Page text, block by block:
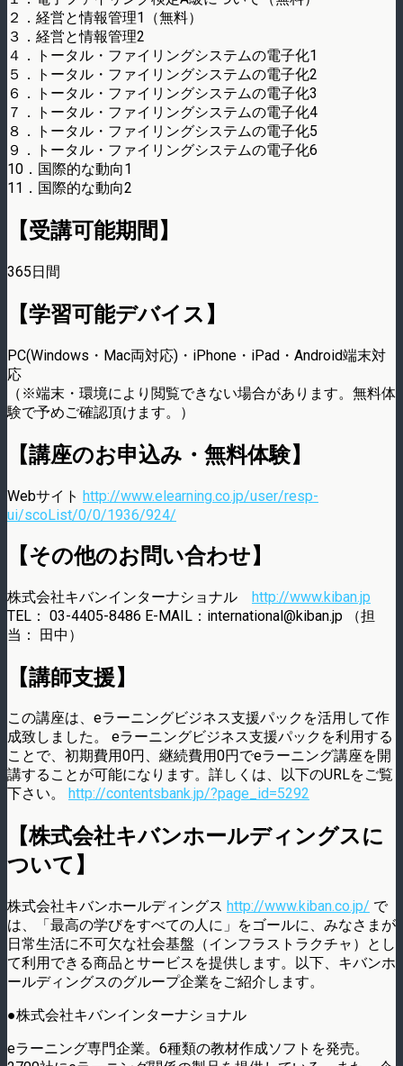
２．経営と情報管理1（無料）
３．経営と情報管理2
４．トータル・ファイリングシステムの電子化1
５．トータル・ファイリングシステムの電子化2
６．トータル・ファイリングシステムの電子化3
７．トータル・ファイリングシステムの電子化4
８．トータル・ファイリングシステムの電子化5
９．トータル・ファイリングシステムの電子化6
10．国際的な動向1
11．国際的な動向2
【受講可能期間】
365日間
【学習可能デバイス】
PC(Windows・Mac両対応)・iPhone・iPad・Android端末対
応
（※端末・環境により閲覧できない場合があります。無料体
験で予めご確認頂けます。）
【講座のお申込み・無料体験】
Webサイト http://www.elearning.co.jp/user/resp-
ui/scoList/0/0/1936/924/
【その他のお問い合わせ】
株式会社キバンインターナショナル http://www.kiban.jp
TEL： 03-4405-8486 E-MAIL：international@kiban.jp （担
当： 田中）
【講師支援】
この講座は、eラーニングビジネス支援パックを活用して作
成致しました。 eラーニングビジネス支援パックを利用する
ことで、初期費用0円、継続費用0円でeラーニング講座を開
講することが可能になります。詳しくは、以下のURLをご覧
下さい。
http://contentsbank.jp/?page_id=5292
【株式会社キバンホールディングスに
ついて】
株式会社キバンホールディングス http://www.kiban.co.jp/ で
は、「最高の学びをすべての人に」をゴールに、みなさまが
日常生活に不可欠な社会基盤（インフラストラクチャ）とし
て利用できる商品とサービスを提供します。以下、キバンホ
ールディングスのグループ企業をご紹介します。
●株式会社キバンインターナショナル
eラーニング専門企業。6種類の教材作成ソフトを発売。